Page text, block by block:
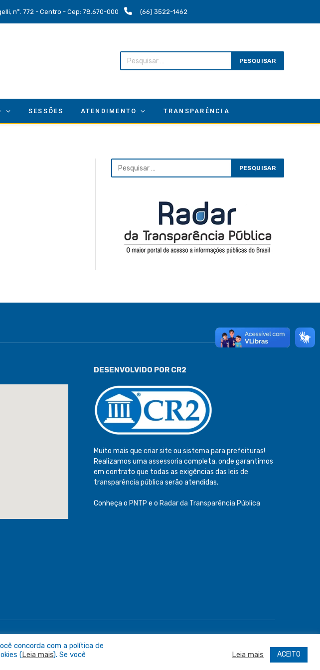
n°. 772 - Centro - Cep: 78.670-000 (66) 3522-1462
SESSÕES ATENDIMENTO TRANSPARÊNCIA
DESENVOLVIDO POR CR2
Muito mais que criar site ou sistema para prefeituras!
Realizamos uma assessoria completa, onde garantimos
em contrato que todas as exigências das leis de
transparência pública serão atendidas.
Conheça o PNTP e o Radar da Transparência Pública
concorda com a política de
(Leia mais). Se você
Leia mais ACEITO